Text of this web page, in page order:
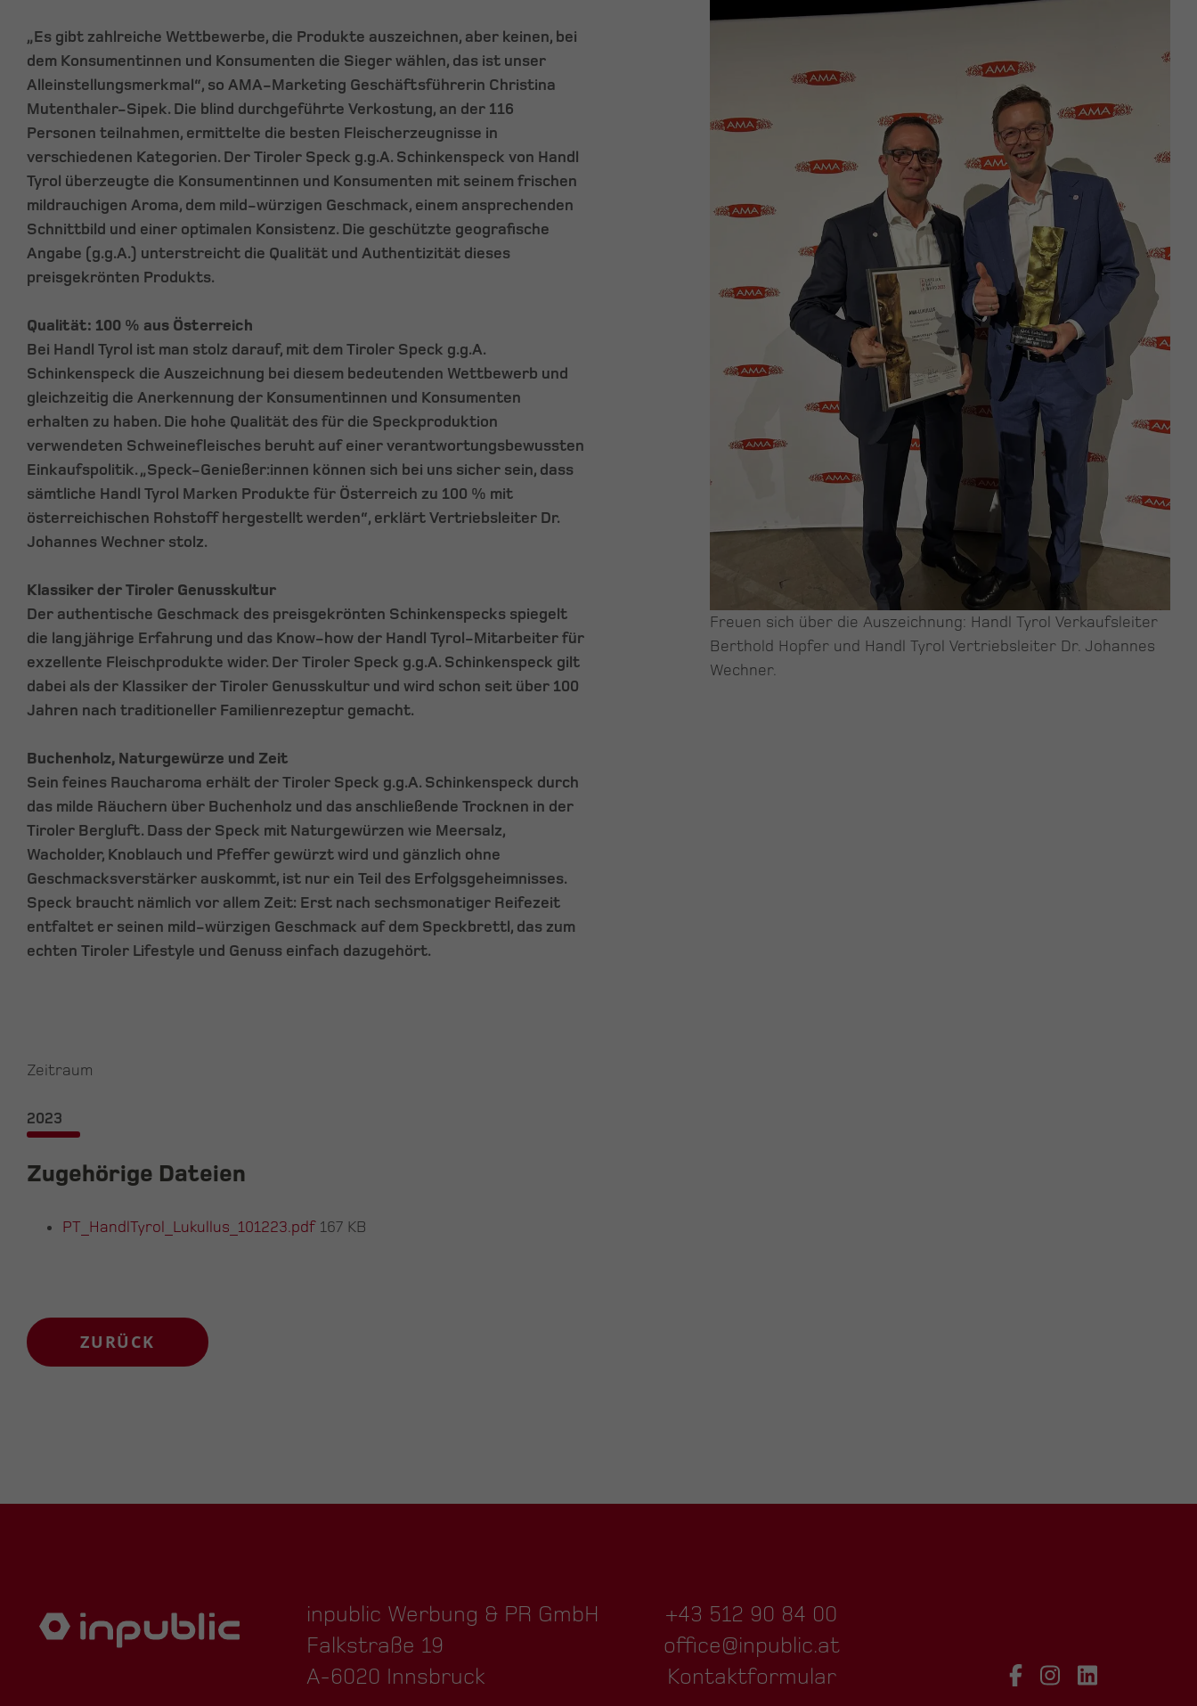
„Es gibt zahlreiche Wettbewerbe, die Produkte auszeichnen, aber keinen, bei
dem Konsumentinnen und Konsumenten die Sieger wählen, das ist unser
Alleinstellungsmerkmal“, so AMA-Marketing Geschäftsführerin Christina
Mutenthaler-Sipek. Die blind durchgeführte Verkostung, an der 116
Personen teilnahmen, ermittelte die besten Fleischerzeugnisse in
verschiedenen Kategorien. Der Tiroler Speck g.g.A. Schinkenspeck von Handl
Tyrol überzeugte die Konsumentinnen und Konsumenten mit seinem frischen
mildrauchigen Aroma, dem mild-würzigen Geschmack, einem ansprechenden
Schnittbild und einer optimalen Konsistenz. Die geschützte geografische
Angabe (g.g.A.) unterstreicht die Qualität und Authentizität dieses
preisgekrönten Produkts.
Qualität: 100 % aus Österreich
Bei Handl Tyrol ist man stolz darauf, mit dem Tiroler Speck g.g.A.
Schinkenspeck die Auszeichnung bei diesem bedeutenden Wettbewerb und
gleichzeitig die Anerkennung der Konsumentinnen und Konsumenten
erhalten zu haben. Die hohe Qualität des für die Speckproduktion
verwendeten Schweinefleisches beruht auf einer verantwortungsbewussten
Einkaufspolitik. „Speck-Genießer:innen können sich bei uns sicher sein, dass
sämtliche Handl Tyrol Marken Produkte für Österreich zu 100 % mit
österreichischen Rohstoff hergestellt werden“, erklärt Vertriebsleiter Dr.
Johannes Wechner stolz.
Klassiker der Tiroler Genusskultur
Der authentische Geschmack des preisgekrönten Schinkenspecks spiegelt
die langjährige Erfahrung und das Know-how der Handl Tyrol-Mitarbeiter für
exzellente Fleischprodukte wider. Der Tiroler Speck g.g.A. Schinkenspeck gilt
dabei als der Klassiker der Tiroler Genusskultur und wird schon seit über 100
Jahren nach traditioneller Familienrezeptur gemacht.
Buchenholz, Naturgewürze und Zeit
Sein feines Raucharoma erhält der Tiroler Speck g.g.A. Schinkenspeck durch
das milde Räuchern über Buchenholz und das anschließende Trocknen in der
Tiroler Bergluft. Dass der Speck mit Naturgewürzen wie Meersalz,
Wacholder, Knoblauch und Pfeffer gewürzt wird und gänzlich ohne
Geschmacksverstärker auskommt, ist nur ein Teil des Erfolgsgeheimnisses.
Speck braucht nämlich vor allem Zeit: Erst nach sechsmonatiger Reifezeit
entfaltet er seinen mild-würzigen Geschmack auf dem Speckbrettl, das zum
echten Tiroler Lifestyle und Genuss einfach dazugehört.
Zeitraum
2023
Zugehörige Dateien
PT_HandlTyrol_Lukullus_101223.pdf 167 KB
Freuen sich über die Auszeichnung: Handl Tyrol Verkaufsleiter
Berthold Hopfer und Handl Tyrol Vertriebsleiter Dr. Johannes
Wechner.
ZURÜCK
inpublic Werbung & PR GmbH
Falkstraße 19
A-6020 Innsbruck
+43 512 90 84 00
office@inpublic.at
Kontaktformular